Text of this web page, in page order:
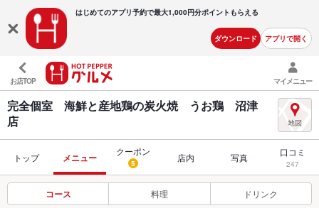
はじめてのアプリ予約で最大1,000円分ポイントもらえる
ダウンロード アプリで開く
お店TOP マイメニュー
完全個室 海鮮と産地鶏の炭火焼 うお鶏 沼津
店
トップ メニュー
クーポン
5 店内 写真 口コミ
247
コース 料理 ドリンク